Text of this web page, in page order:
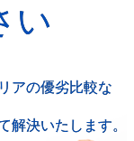
い
アの優劣比較な
解決いたします。